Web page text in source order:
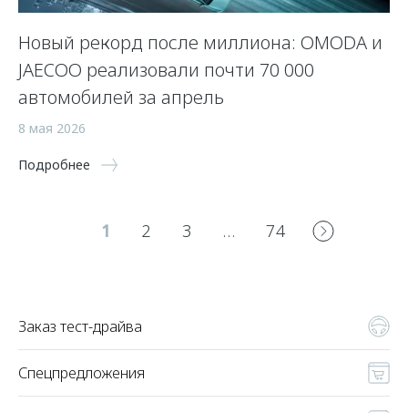
Новый рекорд после миллиона: OMODA и
JAECOO реализовали почти 70 000
автомобилей за апрель
8 мая 2026
Подробнее
1 2 3 … 74
Заказ тест-драйва
Спецпредложения